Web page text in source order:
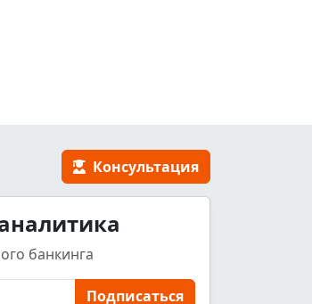
Консультация
банкинга
Подписаться